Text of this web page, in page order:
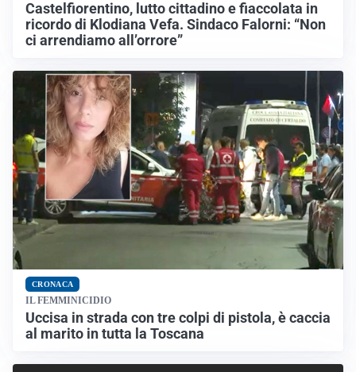
Castelfiorentino, lutto cittadino e fiaccolata in
ricordo di Klodiana Vefa. Sindaco Falorni: “Non
ci arrendiamo all’orrore”
CRONACA
IL FEMMINICIDIO
Uccisa in strada con tre colpi di pistola, è caccia
al marito in tutta la Toscana